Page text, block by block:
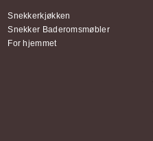
Snekkerkjøkken
Snekker Baderomsmøbler
For hjemmet